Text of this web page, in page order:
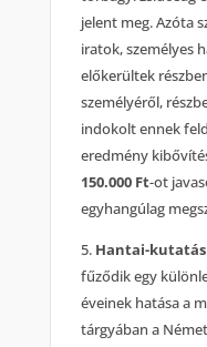
jelent meg. Azóta
iratok, személyes
előkerültek
személyéről,
indokolt ennek
eredmény
150.000 Ft-ot
egyhangúlag
5. Hantai-kutatás
fűződik egy
éveinek hatása a
tárgyában a